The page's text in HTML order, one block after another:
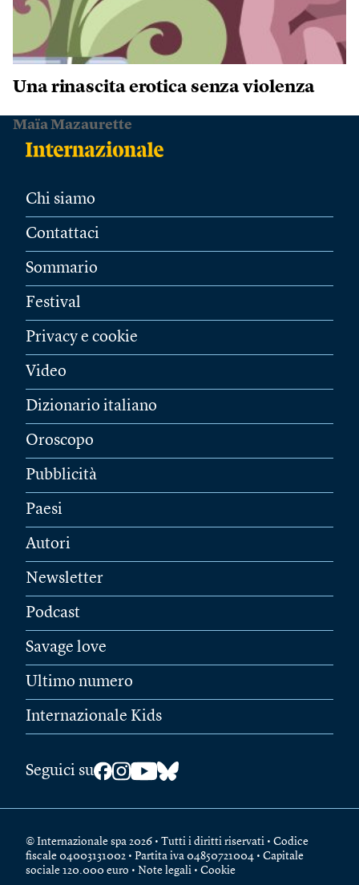
Una rinascita erotica senza violenza
Maïa Mazaurette
Chi siamo
Contattaci
Sommario
Festival
Privacy e cookie
Video
Dizionario italiano
Oroscopo
Pubblicità
Paesi
Autori
Newsletter
Podcast
Savage love
Ultimo numero
Internazionale Kids
Seguici su
© Internazionale spa 2026 • Tutti i diritti riservati • Codice
fiscale 04003131002 • Partita iva 04850721004 • Capitale
sociale 120.000 euro • Note legali • Cookie